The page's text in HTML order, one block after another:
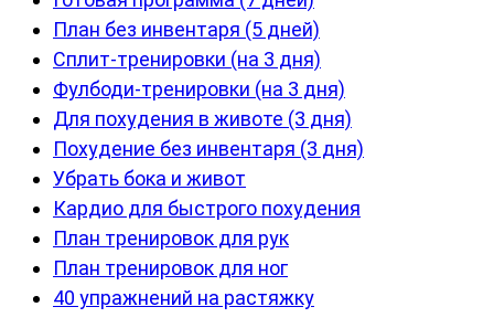
План без инвентаря (5 дней)
Сплит-тренировки (на 3 дня)
Фулбоди-тренировки (на 3 дня)
Для похудения в животе (3 дня)
Похудение без инвентаря (3 дня)
Убрать бока и живот
Кардио для быстрого похудения
План тренировок для рук
План тренировок для ног
40 упражнений на растяжку